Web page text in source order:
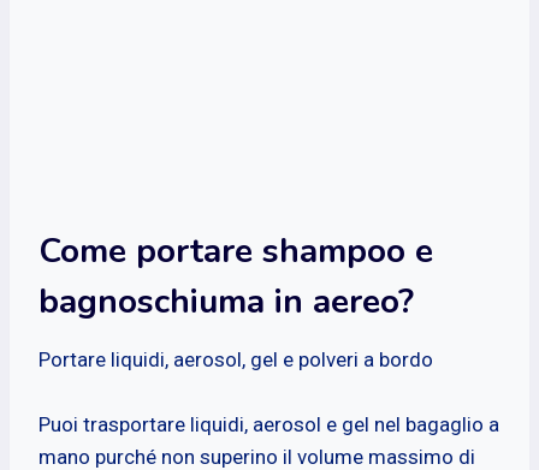
Come portare shampoo e
bagnoschiuma in aereo?
Portare liquidi, aerosol, gel e polveri a bordo
Puoi trasportare liquidi, aerosol e gel nel bagaglio a
mano purché non superino il volume massimo di